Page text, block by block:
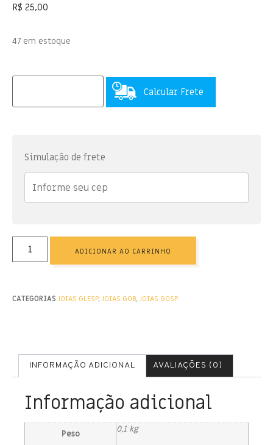
R$ 25,00
47 em estoque
Calcular Frete
Simulação de frete
ADICIONAR AO CARRINHO
CATEGORIAS JOIAS GLESP,JOIAS GOB,JOIAS GOSP
INFORMAÇÃO ADICIONAL AVALIAÇÕES (0)
Informação adicional
Peso 0,1 kg